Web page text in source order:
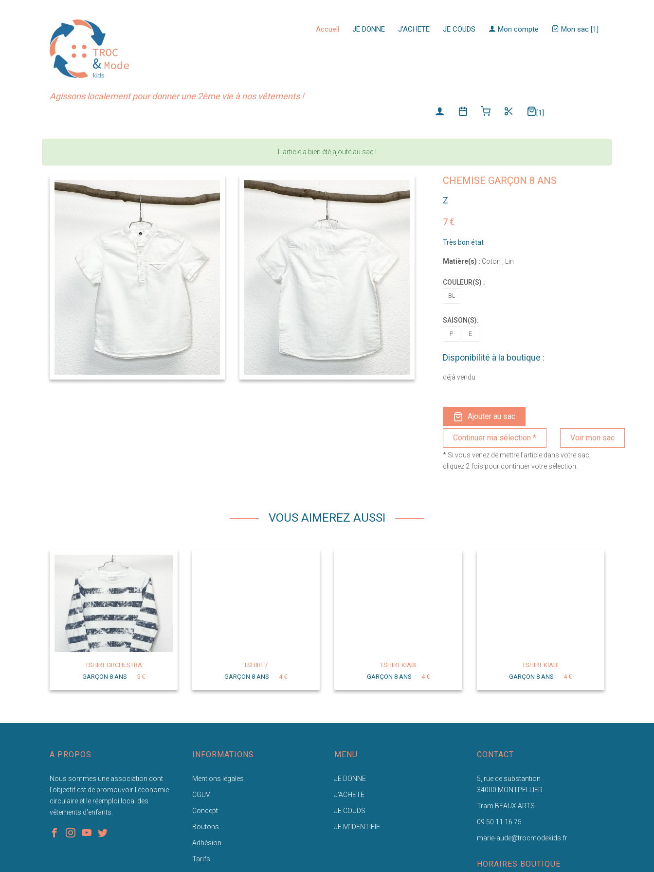
Accueil JE DONNE J'ACHETE JE COUDS Mon compte Mon sac [1]
Agissons localement pour donner une 2ème vie à nos vêtements !
[1]
L'article a bien été ajouté au sac !
CHEMISE GARÇON 8 ANS
Z
7 €
Très bon état
Matière(s) : Coton , Lin
COULEUR(S) :
BL
SAISON(S):
P E
Disponibilité à la boutique :
déjà vendu
Ajouter au sac
Voir mon sac
* Si vous venez de mettre l'article dans votre sac,
cliquez 2 fois pour continuer votre sélection.
VOUS AIMEREZ AUSSI
TSHIRT ORCHESTRA
GARÇON 8 ANS
5 €
TSHIRT /
GARÇON 8 ANS
4 €
TSHIRT KIABI
GARÇON 8 ANS
4 €
TSHIRT KIABI
GARÇON 8 ANS
4 €
A PROPOS
Nous sommes une association dont
l'objectif est de promouvoir l'économie
circulaire et le réemploi local des
vêtements d'enfants.
INFORMATIONS
Mentions légales
CGUV
Concept
Boutons
Adhésion
Tarifs
MENU
JE DONNE
J'ACHETE
JE COUDS
JE M'IDENTIFIE
CONTACT
5, rue de substantion
34000 MONTPELLIER
Tram BEAUX ARTS
09 50 11 16 75
marie-aude@trocmodekids.fr
HORAIRES BOUTIQUE